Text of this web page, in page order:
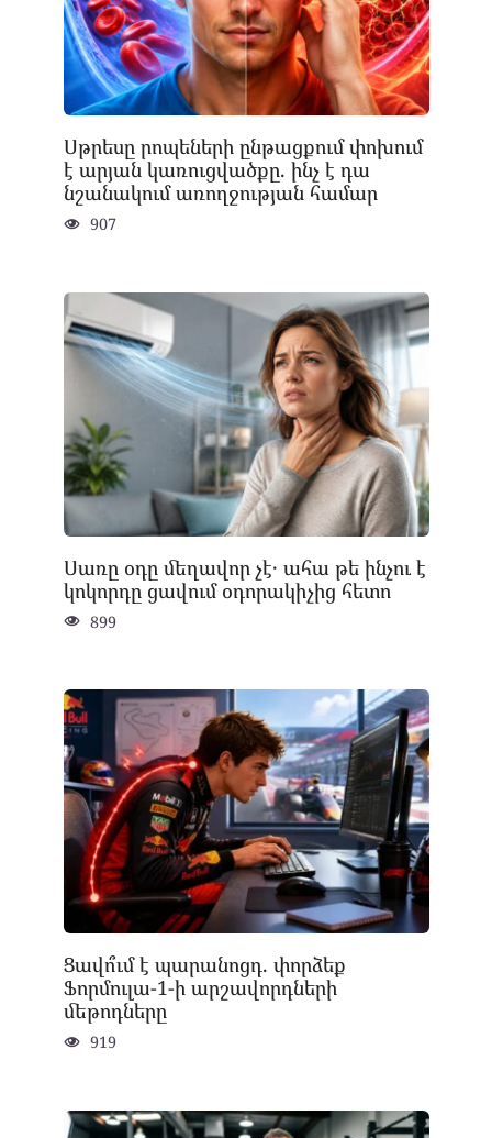
Սթրեսը րոպեների ընթացքում փոխում
է արյան կառուցվածքը. ինչ է դա
նշանակում առողջության համար
907
Սառը օդը մեղավոր չէ․ ահա թե ինչու է
կոկորդը ցավում օդորակիչից հետո
899
Ցավո՞ւմ է պարանոցդ. փորձեք
Ֆորմուլա-1-ի արշավորդների
մեթոդները
919